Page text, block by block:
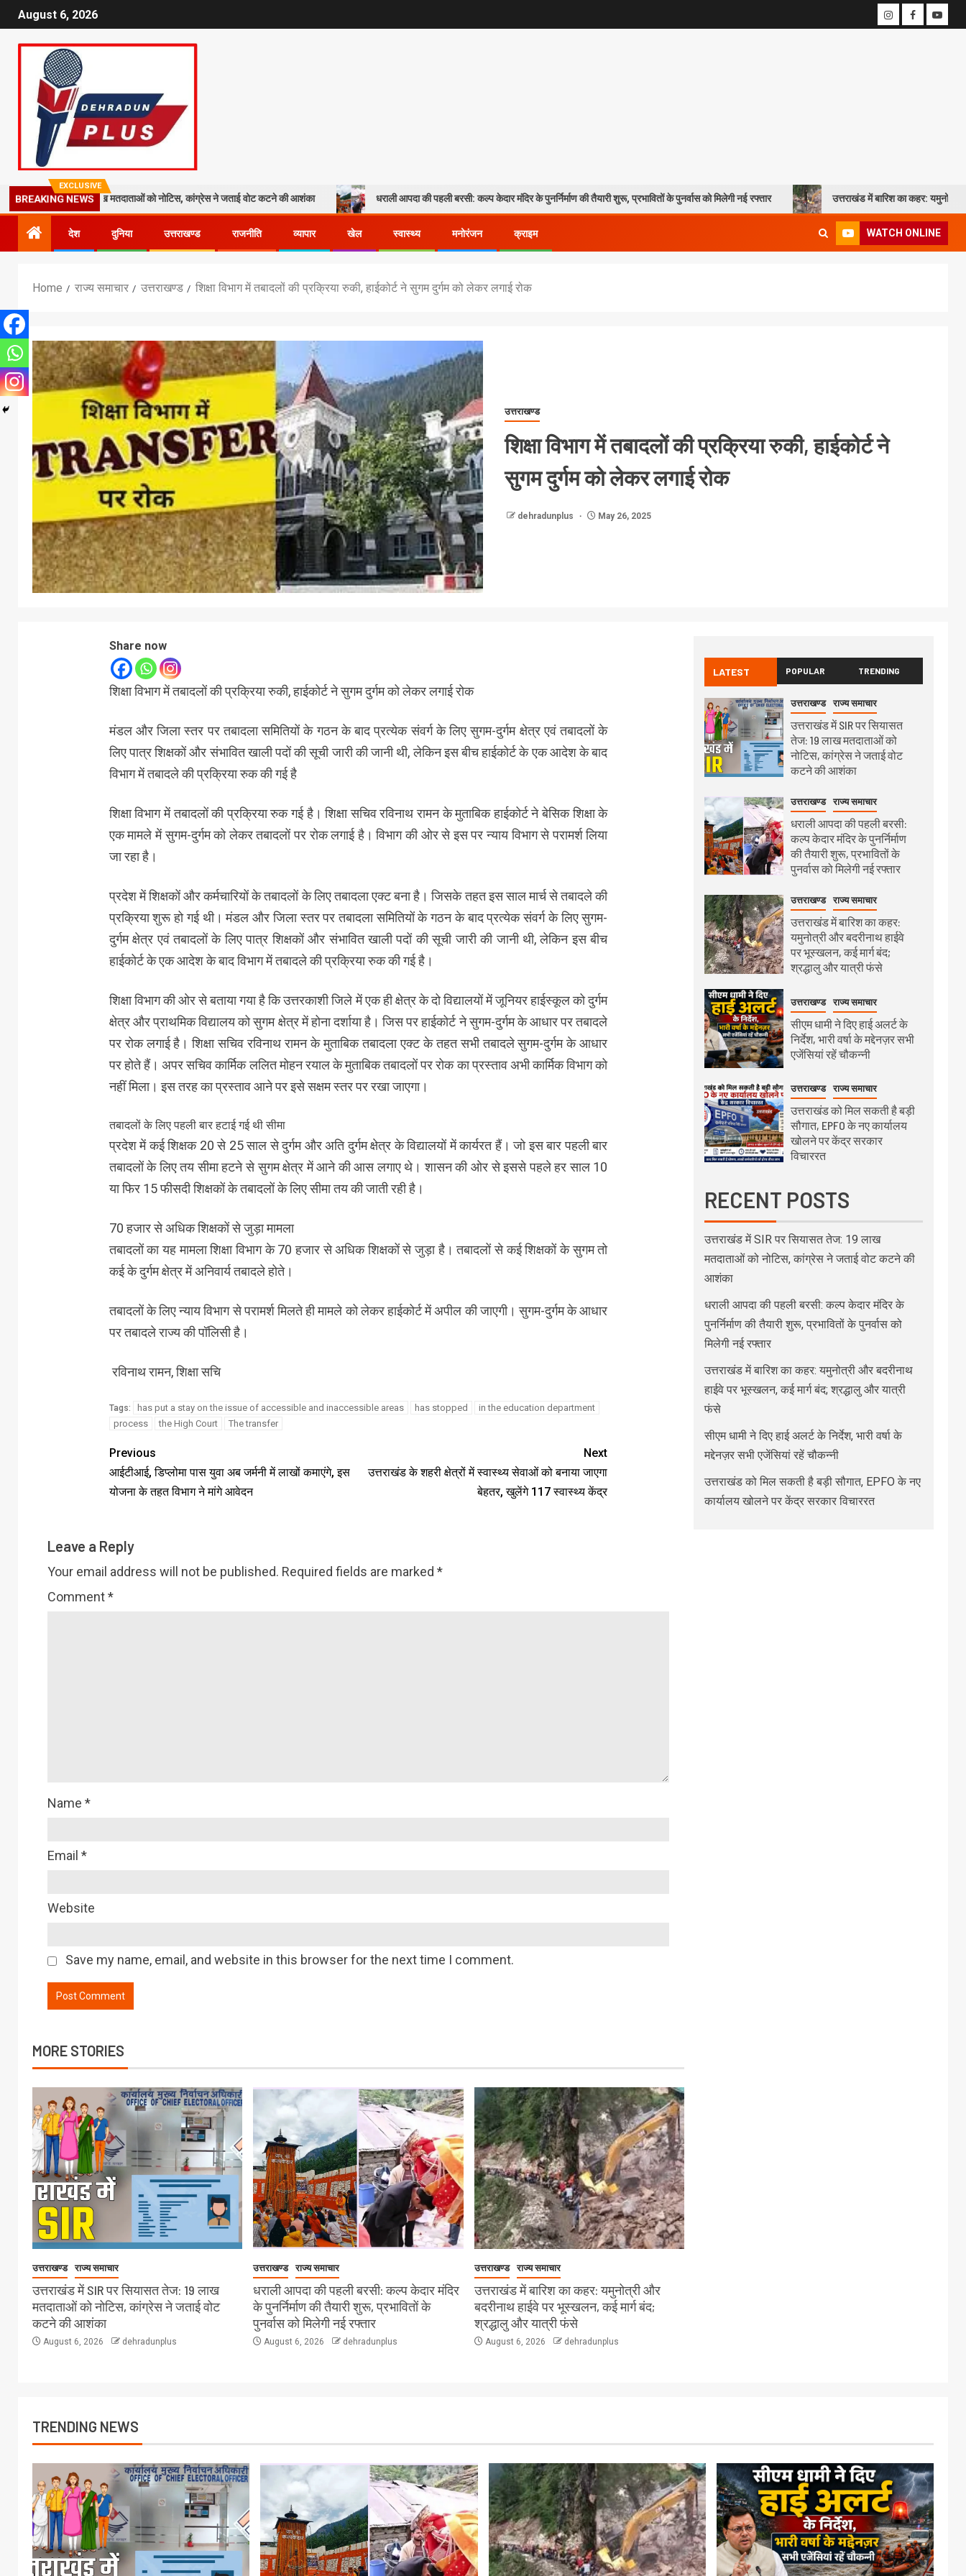
August 6, 2026
EXCLUSIVE
BREAKING NEWS
19 लाख मतदाताओं को नोटिस, कांग्रेस ने जताई वोट कटने की आशंका धराली आपदा की पहली बरसी: कल्प केदार मंदिर के पुनर्निर्माण की तैयारी शुरू, प्रभावितों के पुनर्वास को मिलेगी नई रफ्तार उत्तराखंड में बारिश का कहर: यमुनोत्री और बदरीनाथ
देश दुनिया उत्तराखण्ड राजनीति व्यापार खेल स्वास्थ्य मनोरंजन क्राइम WATCH ONLINE
Home राज्य समाचार उत्तराखण्ड शिक्षा विभाग में तबादलों की प्रक्रिया रुकी, हाईकोर्ट ने सुगम दुर्गम को लेकर लगाई रोक
उत्तराखण्ड
शिक्षा विभाग में तबादलों की प्रक्रिया रुकी, हाईकोर्ट ने
सुगम दुर्गम को लेकर लगाई रोक
dehradunplus May 26, 2025
Share now
शिक्षा विभाग में तबादलों की प्रक्रिया रुकी, हाईकोर्ट ने सुगम दुर्गम को लेकर लगाई रोक
मंडल और जिला स्तर पर तबादला समितियों के गठन के बाद प्रत्येक संवर्ग के लिए सुगम-दुर्गम क्षेत्र एवं तबादलों के
लिए पात्र शिक्षकों और संभावित खाली पदों की सूची जारी की जानी थी, लेकिन इस बीच हाईकोर्ट के एक आदेश के बाद
विभाग में तबादले की प्रक्रिया रुक की गई है
शिक्षा विभाग में तबादलों की प्रक्रिया रुक गई है। शिक्षा सचिव रविनाथ रामन के मुताबिक हाईकोर्ट ने बेसिक शिक्षा के
एक मामले में सुगम-दुर्गम को लेकर तबादलों पर रोक लगाई है। विभाग की ओर से इस पर न्याय विभाग से परामर्श लिया
जा रहा है।
प्रदेश में शिक्षकों और कर्मचारियों के तबादलों के लिए तबादला एक्ट बना है। जिसके तहत इस साल मार्च से तबादले की
प्रक्रिया शुरू हो गई थी। मंडल और जिला स्तर पर तबादला समितियों के गठन के बाद प्रत्येक संवर्ग के लिए सुगम-
दुर्गम क्षेत्र एवं तबादलों के लिए पात्र शिक्षकों और संभावित खाली पदों की सूची जारी की जानी थी, लेकिन इस बीच
हाईकोर्ट के एक आदेश के बाद विभाग में तबादले की प्रक्रिया रुक की गई है।
शिक्षा विभाग की ओर से बताया गया है कि उत्तरकाशी जिले में एक ही क्षेत्र के दो विद्यालयों में जूनियर हाईस्कूल को दुर्गम
क्षेत्र और प्राथमिक विद्यालय को सुगम क्षेत्र में होना दर्शाया है। जिस पर हाईकोर्ट ने सुगम-दुर्गम के आधार पर तबादले
पर रोक लगाई है। शिक्षा सचिव रविनाथ रामन के मुताबिक तबादला एक्ट के तहत सभी तबादले सुगम-दुर्गम के आधार
पर होते हैं। अपर सचिव कार्मिक ललित मोहन रयाल के मुताबिक तबादलों पर रोक का प्रस्ताव अभी कार्मिक विभाग को
नहीं मिला। इस तरह का प्रस्ताव आने पर इसे सक्षम स्तर पर रखा जाएगा।
तबादलों के लिए पहली बार हटाई गई थी सीमा
प्रदेश में कई शिक्षक 20 से 25 साल से दुर्गम और अति दुर्गम क्षेत्र के विद्यालयों में कार्यरत हैं। जो इस बार पहली बार
तबादलों के लिए तय सीमा हटने से सुगम क्षेत्र में आने की आस लगाए थे। शासन की ओर से इससे पहले हर साल 10
या फिर 15 फीसदी शिक्षकों के तबादलों के लिए सीमा तय की जाती रही है।
70 हजार से अधिक शिक्षकों से जुड़ा मामला
तबादलों का यह मामला शिक्षा विभाग के 70 हजार से अधिक शिक्षकों से जुड़ा है। तबादलों से कई शिक्षकों के सुगम तो
कई के दुर्गम क्षेत्र में अनिवार्य तबादले होते।
तबादलों के लिए न्याय विभाग से परामर्श मिलते ही मामले को लेकर हाईकोर्ट में अपील की जाएगी। सुगम-दुर्गम के आधार
पर तबादले राज्य की पॉलिसी है।
रविनाथ रामन, शिक्षा सचि
Tags: has put a stay on the issue of accessible and inaccessible areas has stopped
in the education department
process
the High Court The transfer
Previous
आईटीआई, डिप्लोमा पास युवा अब जर्मनी में लाखों कमाएंगे, इस
योजना के तहत विभाग ने मांगे आवेदन
Next
उत्तराखंड के शहरी क्षेत्रों में स्वास्थ्य सेवाओं को बनाया जाएगा
बेहतर, खुलेंगे 117 स्वास्थ्य केंद्र
Leave a Reply
Your email address will not be published. Required fields are marked *
Comment*
Name *
Email *
Website
Save my name, email, and website in this browser for the next time I comment.
MORE STORIES
उत्तराखण्ड राज्य समाचार
उत्तराखंड में SIR पर सियासत तेज: 19 लाख
मतदाताओं को नोटिस, कांग्रेस ने जताई वोट
कटने की आशंका
August 6, 2026 dehradunplus
उत्तराखण्ड राज्य समाचार
धराली आपदा की पहली बरसी: कल्प केदार मंदिर
के पुनर्निर्माण की तैयारी शुरू, प्रभावितों के
पुनर्वास को मिलेगी नई रफ्तार
August 6, 2026 dehradunplus
उत्तराखण्ड राज्य समाचार
उत्तराखंड में बारिश का कहर: यमुनोत्री और
बदरीनाथ हाईवे पर भूस्खलन, कई मार्ग बंद;
श्रद्धालु और यात्री फंसे
August 6, 2026 dehradunplus
LATEST POPULAR TRENDING
उत्तराखण्ड राज्य समाचार
उत्तराखंड में SIR पर सियासत
तेज: 19 लाख मतदाताओं को
नोटिस, कांग्रेस ने जताई वोट
कटने की आशंका
उत्तराखण्ड राज्य समाचार
धराली आपदा की पहली बरसी:
कल्प केदार मंदिर के पुनर्निर्माण
की तैयारी शुरू, प्रभावितों के
पुनर्वास को मिलेगी नई रफ्तार
उत्तराखण्ड राज्य समाचार
उत्तराखंड में बारिश का कहर:
यमुनोत्री और बदरीनाथ हाईवे
पर भूस्खलन, कई मार्ग बंद;
श्रद्धालु और यात्री फंसे
उत्तराखण्ड राज्य समाचार
सीएम धामी ने दिए हाई अलर्ट के
निर्देश, भारी वर्षा के मद्देनज़र सभी
एजेंसियां रहें चौकन्नी
उत्तराखण्ड राज्य समाचार
उत्तराखंड को मिल सकती है बड़ी
सौगात, EPFO के नए कार्यालय
खोलने पर केंद्र सरकार
विचाररत
RECENT POSTS
उत्तराखंड में SIR पर सियासत तेज: 19 लाख
मतदाताओं को नोटिस, कांग्रेस ने जताई वोट कटने की
आशंका
धराली आपदा की पहली बरसी: कल्प केदार मंदिर के
पुनर्निर्माण की तैयारी शुरू, प्रभावितों के पुनर्वास को
मिलेगी नई रफ्तार
उत्तराखंड में बारिश का कहर: यमुनोत्री और बदरीनाथ
हाईवे पर भूस्खलन, कई मार्ग बंद; श्रद्धालु और यात्री
फंसे
सीएम धामी ने दिए हाई अलर्ट के निर्देश, भारी वर्षा के
मद्देनज़र सभी एजेंसियां रहें चौकन्नी
उत्तराखंड को मिल सकती है बड़ी सौगात, EPFO के नए
कार्यालय खोलने पर केंद्र सरकार विचाररत
TRENDING NEWS